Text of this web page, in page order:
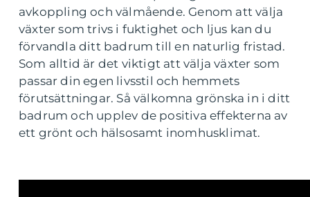
avkoppling och välmående. Genom att välja
växter som trivs i fuktighet och ljus kan du
förvandla ditt badrum till en naturlig fristad.
Som alltid är det viktigt att välja växter som
passar din egen livsstil och hemmets
förutsättningar. Så välkomna grönska in i ditt
badrum och upplev de positiva effekterna av
ett grönt och hälsosamt inomhusklimat.